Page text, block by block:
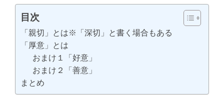
目次
「親切」とは※「深切」と書く場合もある
「厚意」とは
おまけ１「好意」
おまけ２「善意」
まとめ